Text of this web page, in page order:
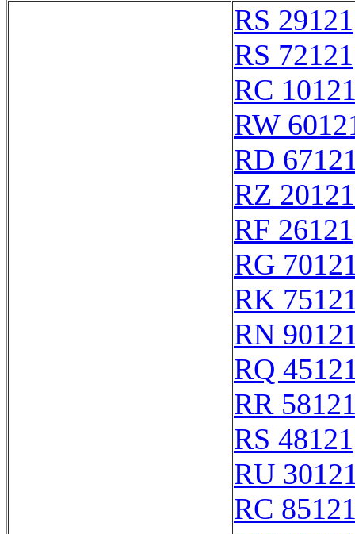
RS 29121
RS 72121
RC
RW
RD
RZ 20121
RF 26121
RG
RK
RN
RQ
RR
RS 48121
RU
RC